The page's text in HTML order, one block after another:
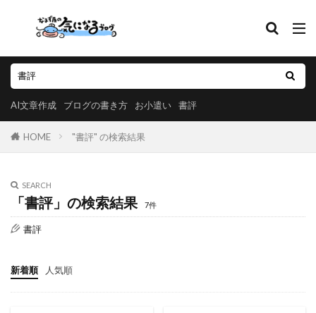
AI文章作成 ブログの書き方 お小遣い 書評
HOME "書評" の検索結果
SEARCH
「書評」の検索結果 7件
書評
新着順 人気順